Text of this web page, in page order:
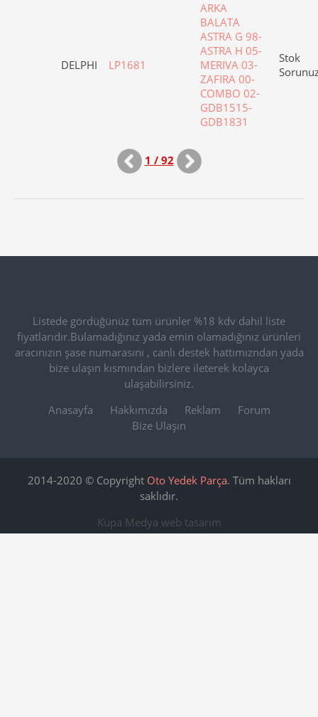
DELPHI LP1681
ARKA
BALATA
ASTRA G 98-
ASTRA H 05-
MERIVA 03-
ZAFIRA 00-
COMBO 02-
GDB1515-
GDB1831
Stok
1 / 92
Listede gördüğünüz tüm ürünler %18 kdv dahil liste
fiyatlarıdır.Bulamadığınız yada emin olamadığınız ürünleri
aracınızın şase numarasını , canlı destek hattımızndan yada
bize ulaşın kısmından bizlere ileterek kolayca
ulaşabilirsiniz.
Anasayfa
Hakkımızda Reklam
Forum
Bize Ulaşın
2014-2020 © Copyright Oto Yedek Parça. Tüm hakları
saklıdır.
Kupa Medya web tasarım